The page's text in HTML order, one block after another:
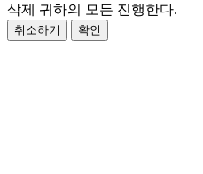
삭제 귀하의 모든 진행한다.
취소하기 확인